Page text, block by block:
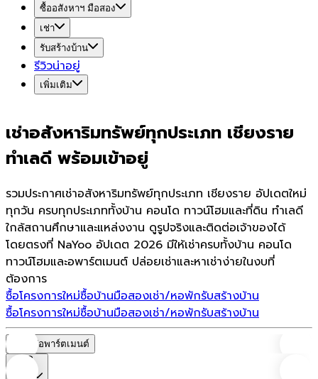
ซื้ออสังหาฯ มือสอง
เช่า
รับสร้างบ้าน
รีวิวน่าอยู่
เพิ่มเติม
เช่าอสังหาริมทรัพย์ทุกประเภท เชียงราย
ทำเลดี พร้อมเข้าอยู่
รวมประกาศเช่าอสังหาริมทรัพย์ทุกประเภท เชียงราย อัปเดตใหม่
ทุกวัน ครบทุกประเภททั้งบ้าน คอนโด ทาวน์โฮมและที่ดิน ทำเลดี
ใกล้สถานศึกษาและแหล่งงาน ดูรูปจริงและติดต่อเจ้าของได้
โดยตรงที่ NaYoo อัปเดต 2026 มีให้เช่าครบทั้งบ้าน คอนโด
ทาวน์โฮมและอพาร์ตเมนต์ ปล่อยเช่าและหาเช่าง่ายในงบที่
ต้องการ
ซื้อโครงการใหม่ซื้อบ้านมือสองเช่า/หอพักรับสร้างบ้าน
ซื้อโครงการใหม่ซื้อบ้านมือสองเช่า/หอพักรับสร้างบ้าน
หอพัก/อพาร์ตเมนต์